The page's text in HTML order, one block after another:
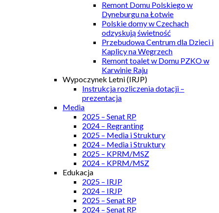
Remont Domu Polskiego w
Dyneburgu na Łotwie
Polskie domy w Czechach
odzyskują świetność
Przebudowa Centrum dla Dzieci i
Kaplicy na Węgrzech
Remont toalet w Domu PZKO w
Karwinie Raju
Wypoczynek Letni (IRJP)
Instrukcja rozliczenia dotacji –
prezentacja
Media
2025 – Senat RP
2024 – Regranting
2025 – Media i Struktury
2024 – Media i Struktury
2025 – KPRM/MSZ
2024 – KPRM/MSZ
Edukacja
2025 – IRJP
2024 – IRJP
2025 – Senat RP
2024 – Senat RP